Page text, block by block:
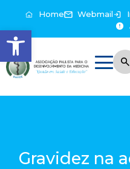
Abrir a barra de ferramentas
Home Webmail
Gravidez na